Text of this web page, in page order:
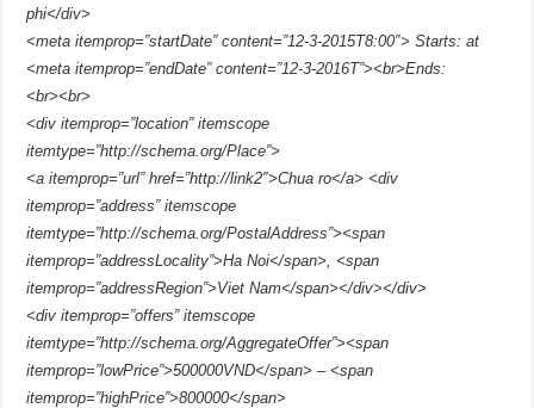
phi</div>
<meta itemprop=”startDate” content=”12-3-2015T8:00″> Starts: at
<meta itemprop=”endDate” content=”12-3-2016T”><br>Ends:
<br><br>
<div itemprop=”location” itemscope
itemtype=”http://schema.org/Place”>
<a itemprop=”url” href=”http://link2″>Chua ro</a> <div
itemprop=”address” itemscope
itemtype=”http://schema.org/PostalAddress”><span
itemprop=”addressLocality”>Ha Noi</span>, <span
itemprop=”addressRegion”>Viet Nam</span></div></div>
<div itemprop=”offers” itemscope
itemtype=”http://schema.org/AggregateOffer”><span
itemprop=”lowPrice”>500000VND</span> – <span
itemprop=”highPrice”>800000</span>